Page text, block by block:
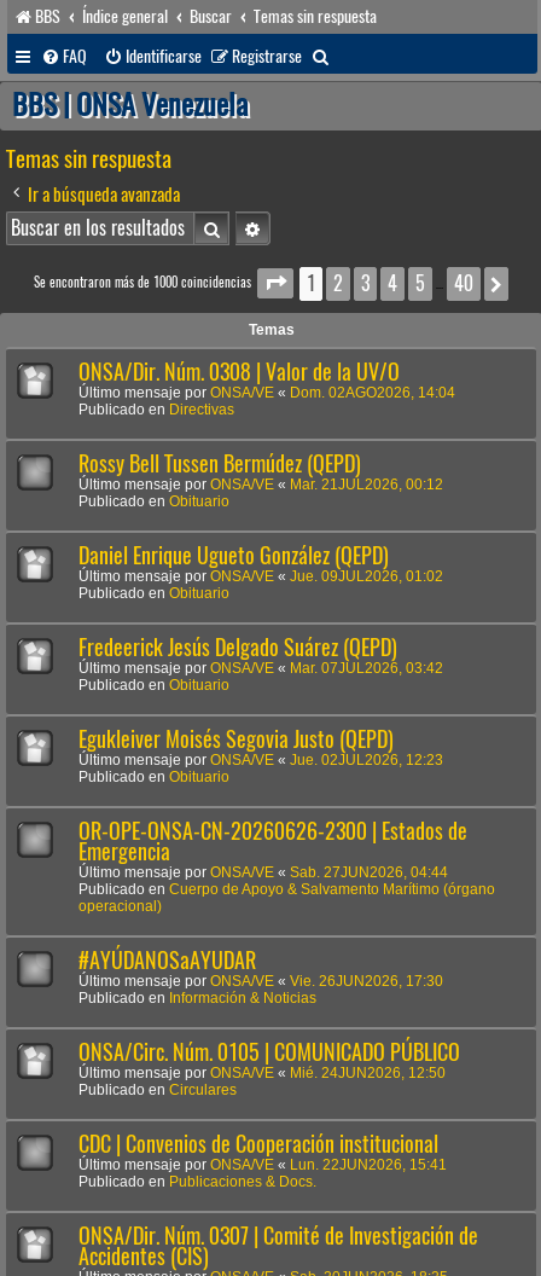
BBS Índice general Buscar
Temas sin respuesta
FAQ
Identificarse Registrarse
u
BBS | ONSA Venezuela
Temas sin respuesta
Ir a búsqueda avanzada
BuscarBúsqueda avanzada
Se encontraron más de 1000 coincidencias Página1 de 40
1 2 3 4 5 … 40
Temas
ONSA/Dir. Núm. 0308 | Valor de la UV/O
Último mensaje por ONSA/VE « Dom. 02AGO2026, 14:04
Publicado en Directivas
Rossy Bell Tussen Bermúdez (QEPD)
Último mensaje por ONSA/VE « Mar. 21JUL2026, 00:12
Publicado en Obituario
Daniel Enrique Ugueto González (QEPD)
Último mensaje por ONSA/VE « Jue. 09JUL2026, 01:02
Publicado en Obituario
Fredeerick Jesús Delgado Suárez (QEPD)
Último mensaje por ONSA/VE « Mar. 07JUL2026, 03:42
Publicado en Obituario
Egukleiver Moisés Segovia Justo (QEPD)
Último mensaje por ONSA/VE « Jue. 02JUL2026, 12:23
Publicado en Obituario
OR-OPE-ONSA-CN-20260626-2300 | Estados de
Emergencia
Último mensaje por ONSA/VE « Sab. 27JUN2026, 04:44
Publicado en Cuerpo de Apoyo & Salvamento Marítimo (órgano
operacional)
#AYÚDANOSaAYUDAR
Último mensaje por ONSA/VE « Vie. 26JUN2026, 17:30
Publicado en Información & Noticias
ONSA/Circ. Núm. 0105 | COMUNICADO PÚBLICO
Último mensaje por ONSA/VE « Mié. 24JUN2026, 12:50
Publicado en Circulares
CDC | Convenios de Cooperación institucional
Último mensaje por ONSA/VE «
Lun. 22JUN2026, 15:41
Publicado en Publicaciones & Docs.
ONSA/Dir. Núm. 0307 | Comité de Investigación de
Accidentes (CIS)